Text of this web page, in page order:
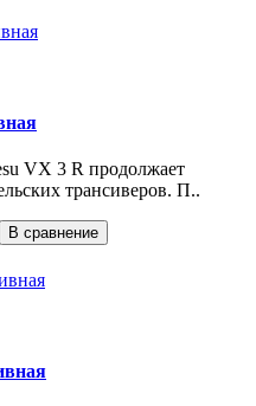
VX 3 R продолжает
трансиверов. П..
В сравнение